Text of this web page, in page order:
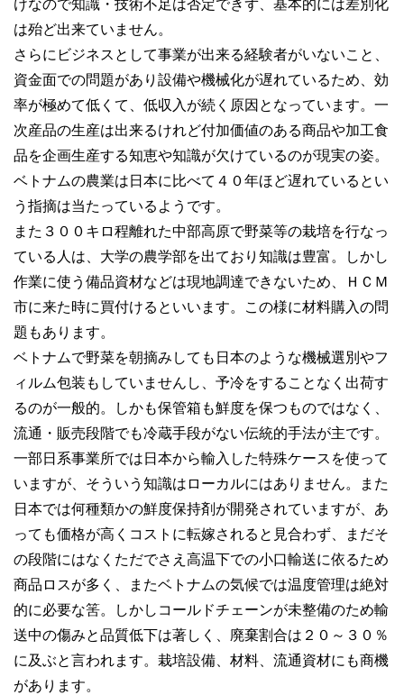
けなので知識・技術不足は否定できず、基本的には差別化
は殆ど出来ていません。
さらにビジネスとして事業が出来る経験者がいないこと、
資金面での問題があり設備や機械化が遅れているため、効
率が極めて低くて、低収入が続く原因となっています。一
次産品の生産は出来るけれど付加価値のある商品や加工食
品を企画生産する知恵や知識が欠けているのが現実の姿。
ベトナムの農業は日本に比べて４０年ほど遅れているとい
う指摘は当たっているようです。
また３００キロ程離れた中部高原で野菜等の栽培を行なっ
ている人は、大学の農学部を出ており知識は豊富。しかし
作業に使う備品資材などは現地調達できないため、ＨＣＭ
市に来た時に買付けるといいます。この様に材料購入の問
題もあります。
ベトナムで野菜を朝摘みしても日本のような機械選別やフ
ィルム包装もしていませんし、予冷をすることなく出荷す
るのが一般的。しかも保管箱も鮮度を保つものではなく、
流通・販売段階でも冷蔵手段がない伝統的手法が主です。
一部日系事業所では日本から輸入した特殊ケースを使って
いますが、そういう知識はローカルにはありません。また
日本では何種類かの鮮度保持剤が開発されていますが、あ
っても価格が高くコストに転嫁されると見合わず、まだそ
の段階にはなくただでさえ高温下での小口輸送に依るため
商品ロスが多く、またベトナムの気候では温度管理は絶対
的に必要な筈。しかしコールドチェーンが未整備のため輸
送中の傷みと品質低下は著しく、廃棄割合は２０～３０％
に及ぶと言われます。栽培設備、材料、流通資材にも商機
があります。